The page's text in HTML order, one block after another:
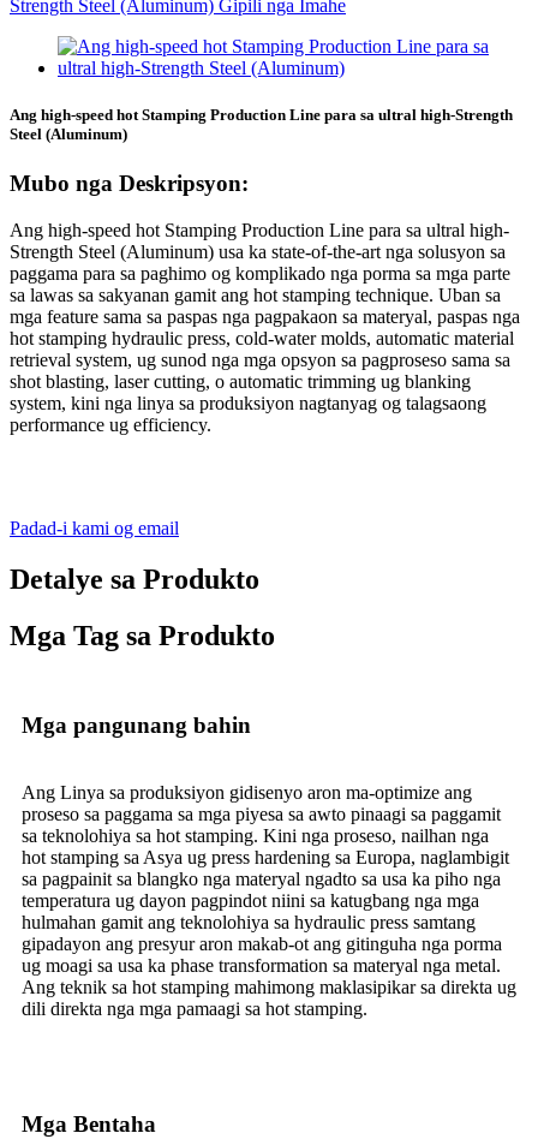
Ang high-speed hot Stamping Production Line para sa ultral high-Strength
Steel (Aluminum)
Mubo nga Deskripsyon:
Ang high-speed hot Stamping Production Line para sa ultral high-
Strength Steel (Aluminum) usa ka state-of-the-art nga solusyon sa
paggama para sa paghimo og komplikado nga porma sa mga parte
sa lawas sa sakyanan gamit ang hot stamping technique. Uban sa
mga feature sama sa paspas nga pagpakaon sa materyal, paspas nga
hot stamping hydraulic press, cold-water molds, automatic material
retrieval system, ug sunod nga mga opsyon sa pagproseso sama sa
shot blasting, laser cutting, o automatic trimming ug blanking
system, kini nga linya sa produksiyon nagtanyag og talagsaong
performance ug efficiency.
Padad-i kami og email
Detalye sa Produkto
Mga Tag sa Produkto
Mga pangunang bahin
Ang Linya sa produksiyon gidisenyo aron ma-optimize ang
proseso sa paggama sa mga piyesa sa awto pinaagi sa paggamit
sa teknolohiya sa hot stamping. Kini nga proseso, nailhan nga
hot stamping sa Asya ug press hardening sa Europa, naglambigit
sa pagpainit sa blangko nga materyal ngadto sa usa ka piho nga
temperatura ug dayon pagpindot niini sa katugbang nga mga
hulmahan gamit ang teknolohiya sa hydraulic press samtang
gipadayon ang presyur aron makab-ot ang gitinguha nga porma
ug moagi sa usa ka phase transformation sa materyal nga metal.
Ang teknik sa hot stamping mahimong maklasipikar sa direkta ug
dili direkta nga mga pamaagi sa hot stamping.
Mga Bentaha